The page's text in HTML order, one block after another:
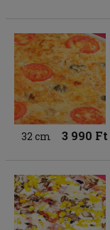
32 cm 3 990 Ft